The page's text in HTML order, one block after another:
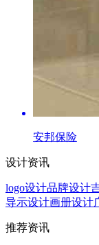
安邦保险
设计资讯
logo设计品牌设计
导示设计画册设计
推荐资讯